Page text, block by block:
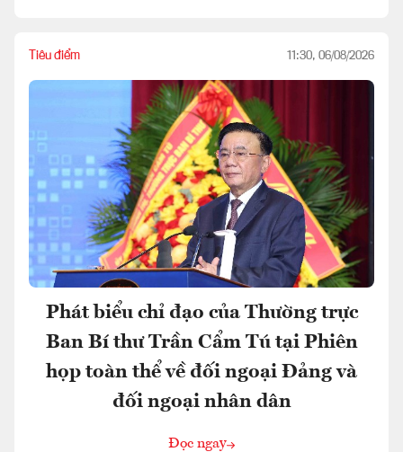
Tiêu điểm 11:30, 06/08/2026
Phát biểu chỉ đạo của Thường trực
Ban Bí thư Trần Cẩm Tú tại Phiên
họp toàn thể về đối ngoại Đảng và
đối ngoại nhân dân
Đọc ngay